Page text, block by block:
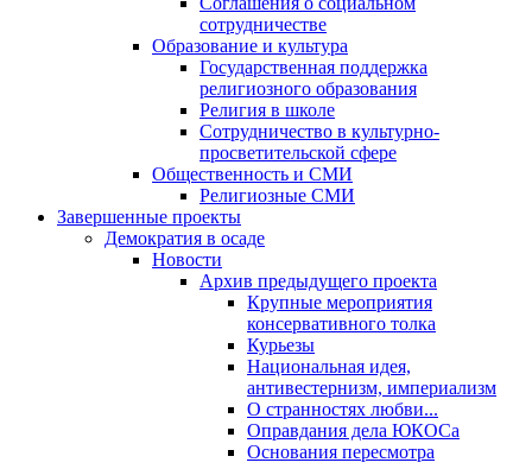
сотрудничестве
Образование и культура
Государственная поддержка
религиозного образования
Религия в школе
Сотрудничество в культурно-
просветительской сфере
Общественность и СМИ
Религиозные СМИ
Завершенные проекты
Демократия в осаде
Новости
Архив предыдущего проекта
Крупные мероприятия
консервативного толка
Курьезы
Национальная идея,
антивестернизм, империализм
О странностях любви...
Оправдания дела ЮКОСа
Основания пересмотра